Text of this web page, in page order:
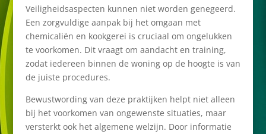
Veiligheidsaspecten kunnen niet worden genegeerd.
Een zorgvuldige aanpak bij het omgaan met
chemicaliën en kookgerei is cruciaal om ongelukken
te voorkomen. Dit vraagt om aandacht en training,
zodat iedereen binnen de woning op de hoogte is van
de juiste procedures.
Bewustwording van deze praktijken helpt niet alleen
bij het voorkomen van ongewenste situaties, maar
versterkt ook het algemene welzijn. Door informatie